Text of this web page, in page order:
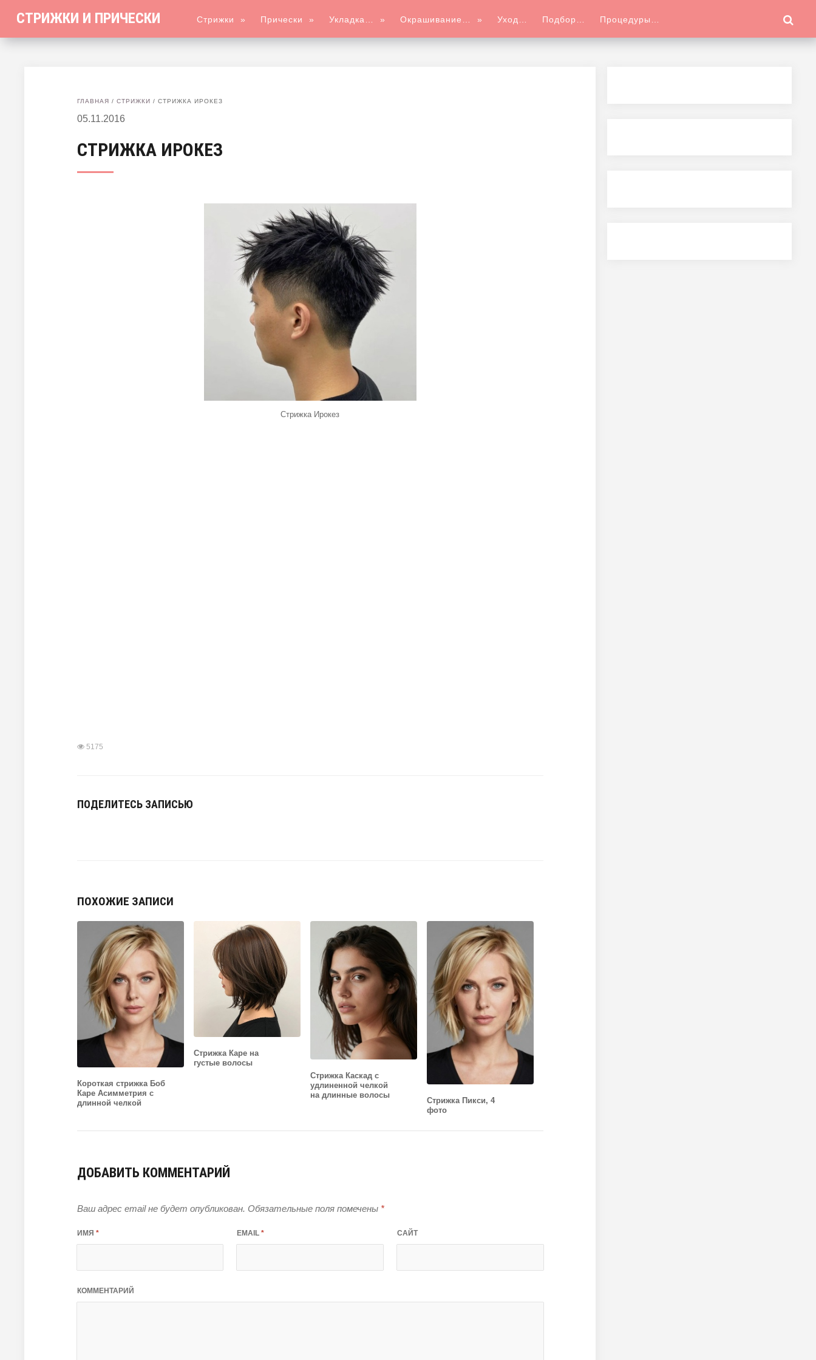
СТРИЖКИ И ПРИЧЕСКИ Стрижки » Прически » Укладка… » Окрашивание… » Уход… Подбор… Процедуры…
ГЛАВНАЯ / СТРИЖКИ / СТРИЖКА ИРОКЕЗ
05.11.2016
СТРИЖКА ИРОКЕЗ
Стрижка Ирокез
5175
ПОДЕЛИТЕСЬ ЗАПИСЬЮ
ПОХОЖИЕ ЗАПИСИ
Короткая стрижка Боб
Каре Асимметрия с
длинной челкой
Стрижка Каре на
густые волосы
Стрижка Каскад с
удлиненной челкой
на длинные волосы
Стрижка Пикси, 4
фото
ДОБАВИТЬ КОММЕНТАРИЙ
Ваш адрес email не будет опубликован. Обязательные поля помечены *
ИМЯ * EMAIL* САЙТ
КОММЕНТАРИЙ